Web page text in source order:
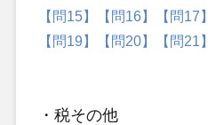
【問15】 【問16】 【問17】
【問19】
【問20】 【問21】
・税その他